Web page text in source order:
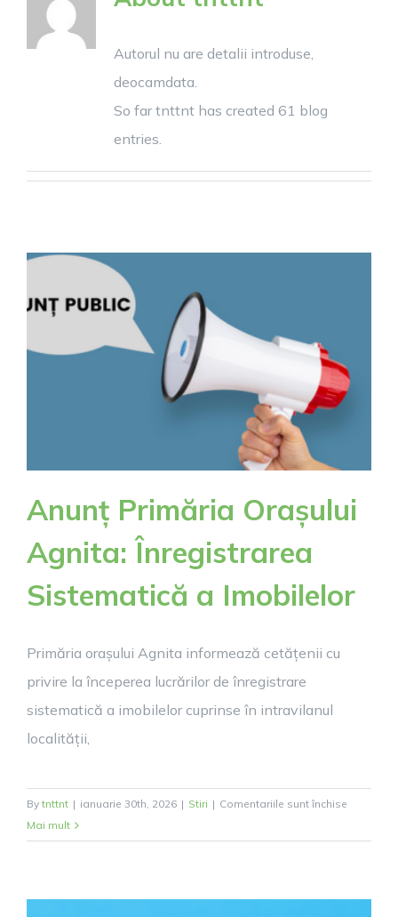
Autorul nu are detalii introduse,
deocamdata.
So far tnttnt has created 61 blog
entries.
Anunț Primăria Orașului
Agnita: Înregistrarea
Sistematică a Imobilelor
Primăria orașului Agnita informează cetățenii cu
privire la începerea lucrărilor de înregistrare
sistematică a imobilelor cuprinse în intravilanul
localității,
By tnttnt | ianuarie 30th, 2026 | Stiri | Comentariile sunt închise
Primăria
Mai mult